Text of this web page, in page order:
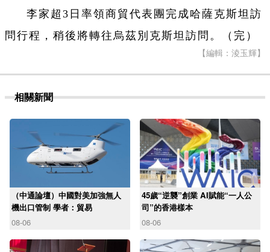
李家超3日率領商貿代表團完成哈薩克斯坦訪
問行程，稍後將轉往烏茲別克斯坦訪問。（完）
【編輯：淩玉輝】
相關新聞
（中通論壇）中國對美加強無人
機出口管制 學者：貿易
08-06
45歲“逆襲”創業 AI賦能“一人公
司”的香港樣本
08-06